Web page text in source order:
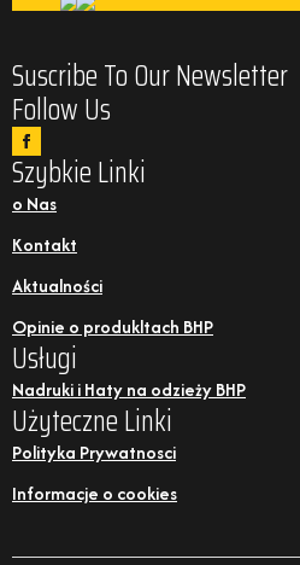
Suscribe To Our Newsletter
Follow Us
Szybkie Linki
o Nas
Kontakt
Aktualności
Opinie o produkltach BHP
Usługi
Nadruki i Haty na odzieży BHP
Użyteczne Linki
Polityka Prywatnosci
Informacje o cookies